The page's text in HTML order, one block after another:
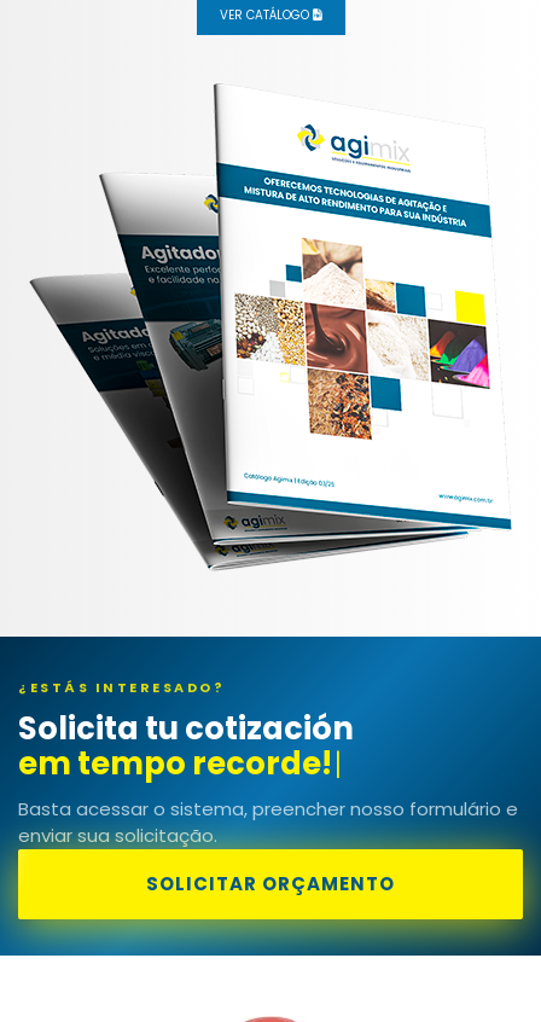
VER CATÁLOGO
¿ESTÁS INTERESADO?
Solicita tu cotización
|
Basta acessar o sistema, preencher nosso formulário e
enviar sua solicitação.
SOLICITAR ORÇAMENTO